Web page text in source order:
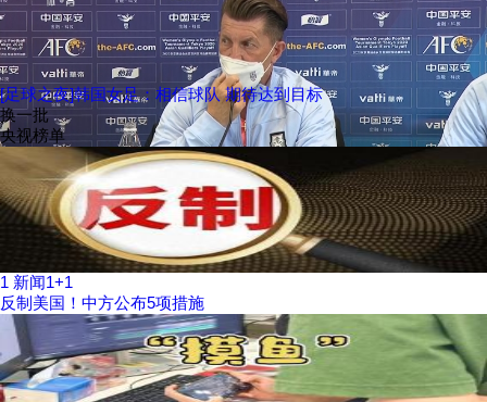
[足球之夜]韩国女足：相信球队 期待达到目标
换一批
央视榜单
1 新闻1+1
反制美国！中方公布5项措施